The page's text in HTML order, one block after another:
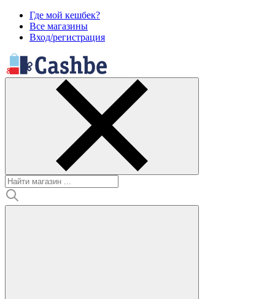
Где мой кешбек?
Все магазины
Вход/регистрация